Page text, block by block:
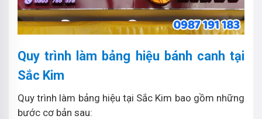
Quy trình làm bảng hiệu bánh canh tại
Sắc Kim
Quy trình làm bảng hiệu tại Sắc Kim bao gồm những
bước cơ bản sau: